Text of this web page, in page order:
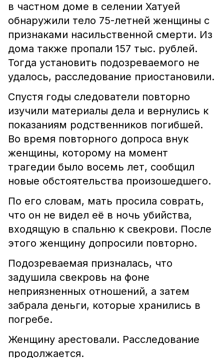
в частном доме в селении Хатуей
обнаружили тело 75-летней женщины с
признаками насильственной смерти. Из
дома также пропали 157 тыс. рублей.
Тогда установить подозреваемого не
удалось, расследование приостановили.
Спустя годы следователи повторно
изучили материалы дела и вернулись к
показаниям родственников погибшей.
Во время повторного допроса внук
женщины, которому на момент
трагедии было восемь лет, сообщил
новые обстоятельства произошедшего.
По его словам, мать просила соврать,
что он не видел её в ночь убийства,
входящую в спальню к свекрови. После
этого женщину допросили повторно.
Подозреваемая призналась, что
задушила свекровь на фоне
неприязненных отношений, а затем
забрала деньги, которые хранились в
погребе.
Женщину арестовали. Расследование
продолжается.